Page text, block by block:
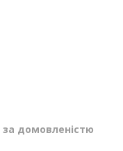
за домовленістю